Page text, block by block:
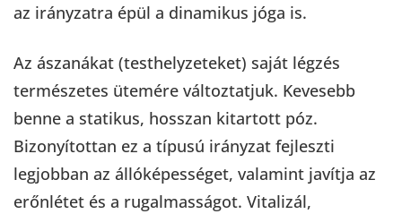
az irányzatra épül a dinamikus jóga is.
Az ászanákat (testhelyzeteket) saját légzés
természetes ütemére változtatjuk. Kevesebb
benne a statikus, hosszan kitartott póz.
Bizonyítottan ez a típusú irányzat fejleszti
legjobban az állóképességet, valamint javítja az
erőnlétet és a rugalmasságot. Vitalizál,